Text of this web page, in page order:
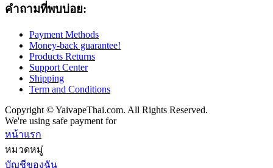
คำถามที่พบบ่อย:
Payment Methods
Money-back guarantee!
Products Returns
Support Center
Shipping
Term and Conditions
Copyright © YaivapeThai.com. All Rights Reserved.
We're using safe payment for
หน้าแรก
หมวดหมู่
บัญชีของฉัน